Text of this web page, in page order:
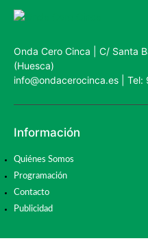
Onda Cero Cinca | C/ Santa
(Huesca)
info@ondacerocinca.es | Tel:
Información
Quiénes Somos
Programación
Contacto
Publicidad